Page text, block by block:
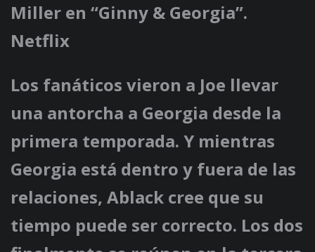
Miller en “Ginny & Georgia”.
Netflix
Los fanáticos vieron a Joe llevar
una antorcha a Georgia desde la
primera temporada. Y mientras
Georgia está dentro y fuera de las
relaciones, Ablack cree que su
tiempo puede ser correcto. Los dos